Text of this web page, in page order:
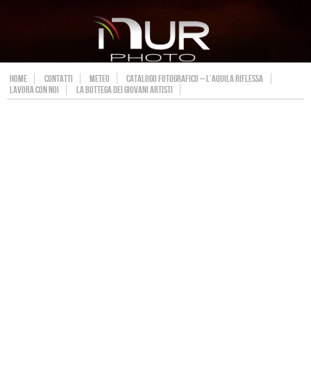
HOME CONTATTI METEO
CATALOGO FOTOGRAFICO – L’AQUILA RIFLESSA
LAVORA CON NOI
LA BOTTEGA DEI GIOVANI ARTISTI